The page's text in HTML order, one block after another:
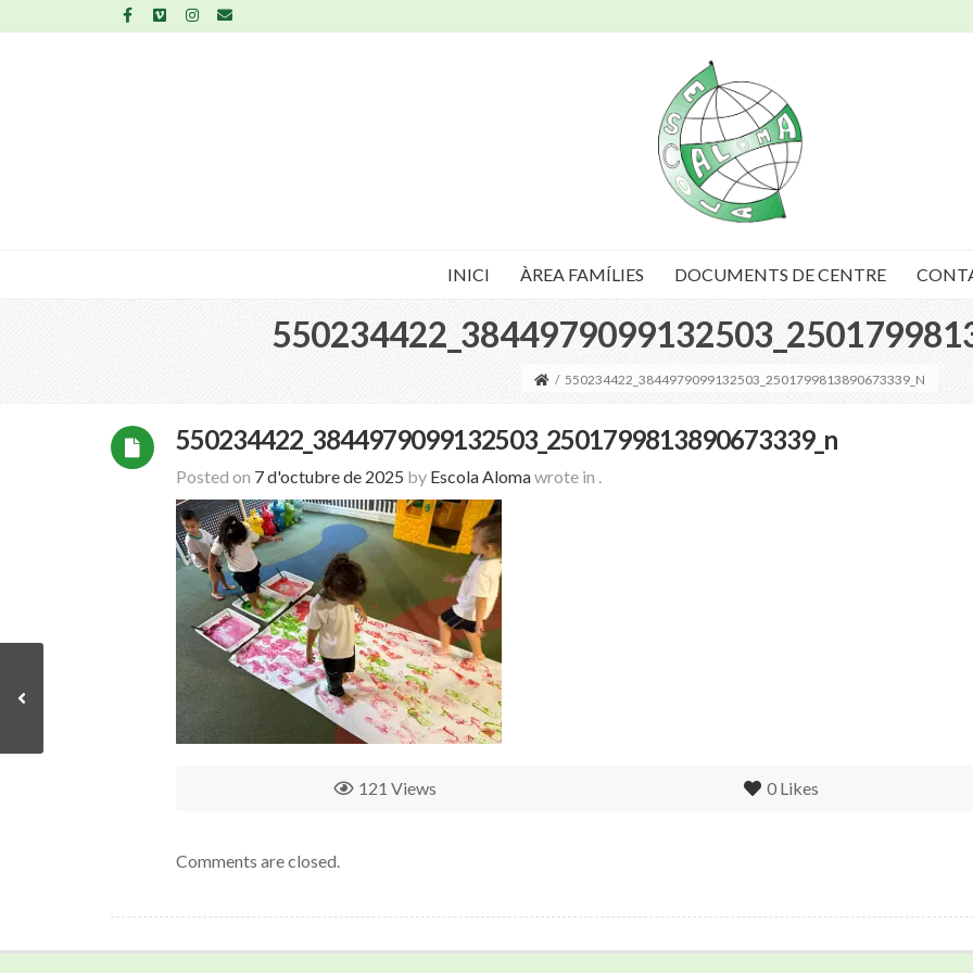
INICI ÀREA FAMÍLIES DOCUMENTS DE CENTRE
/ 550234422_3844979099132503_2501799813890673339_N
550234422_3844979099132503_2501799813890673339_n
Posted on 7 d'octubre de 2025 by Escola Alomawrote in .
0 Likes
121 Views
Comments are closed.